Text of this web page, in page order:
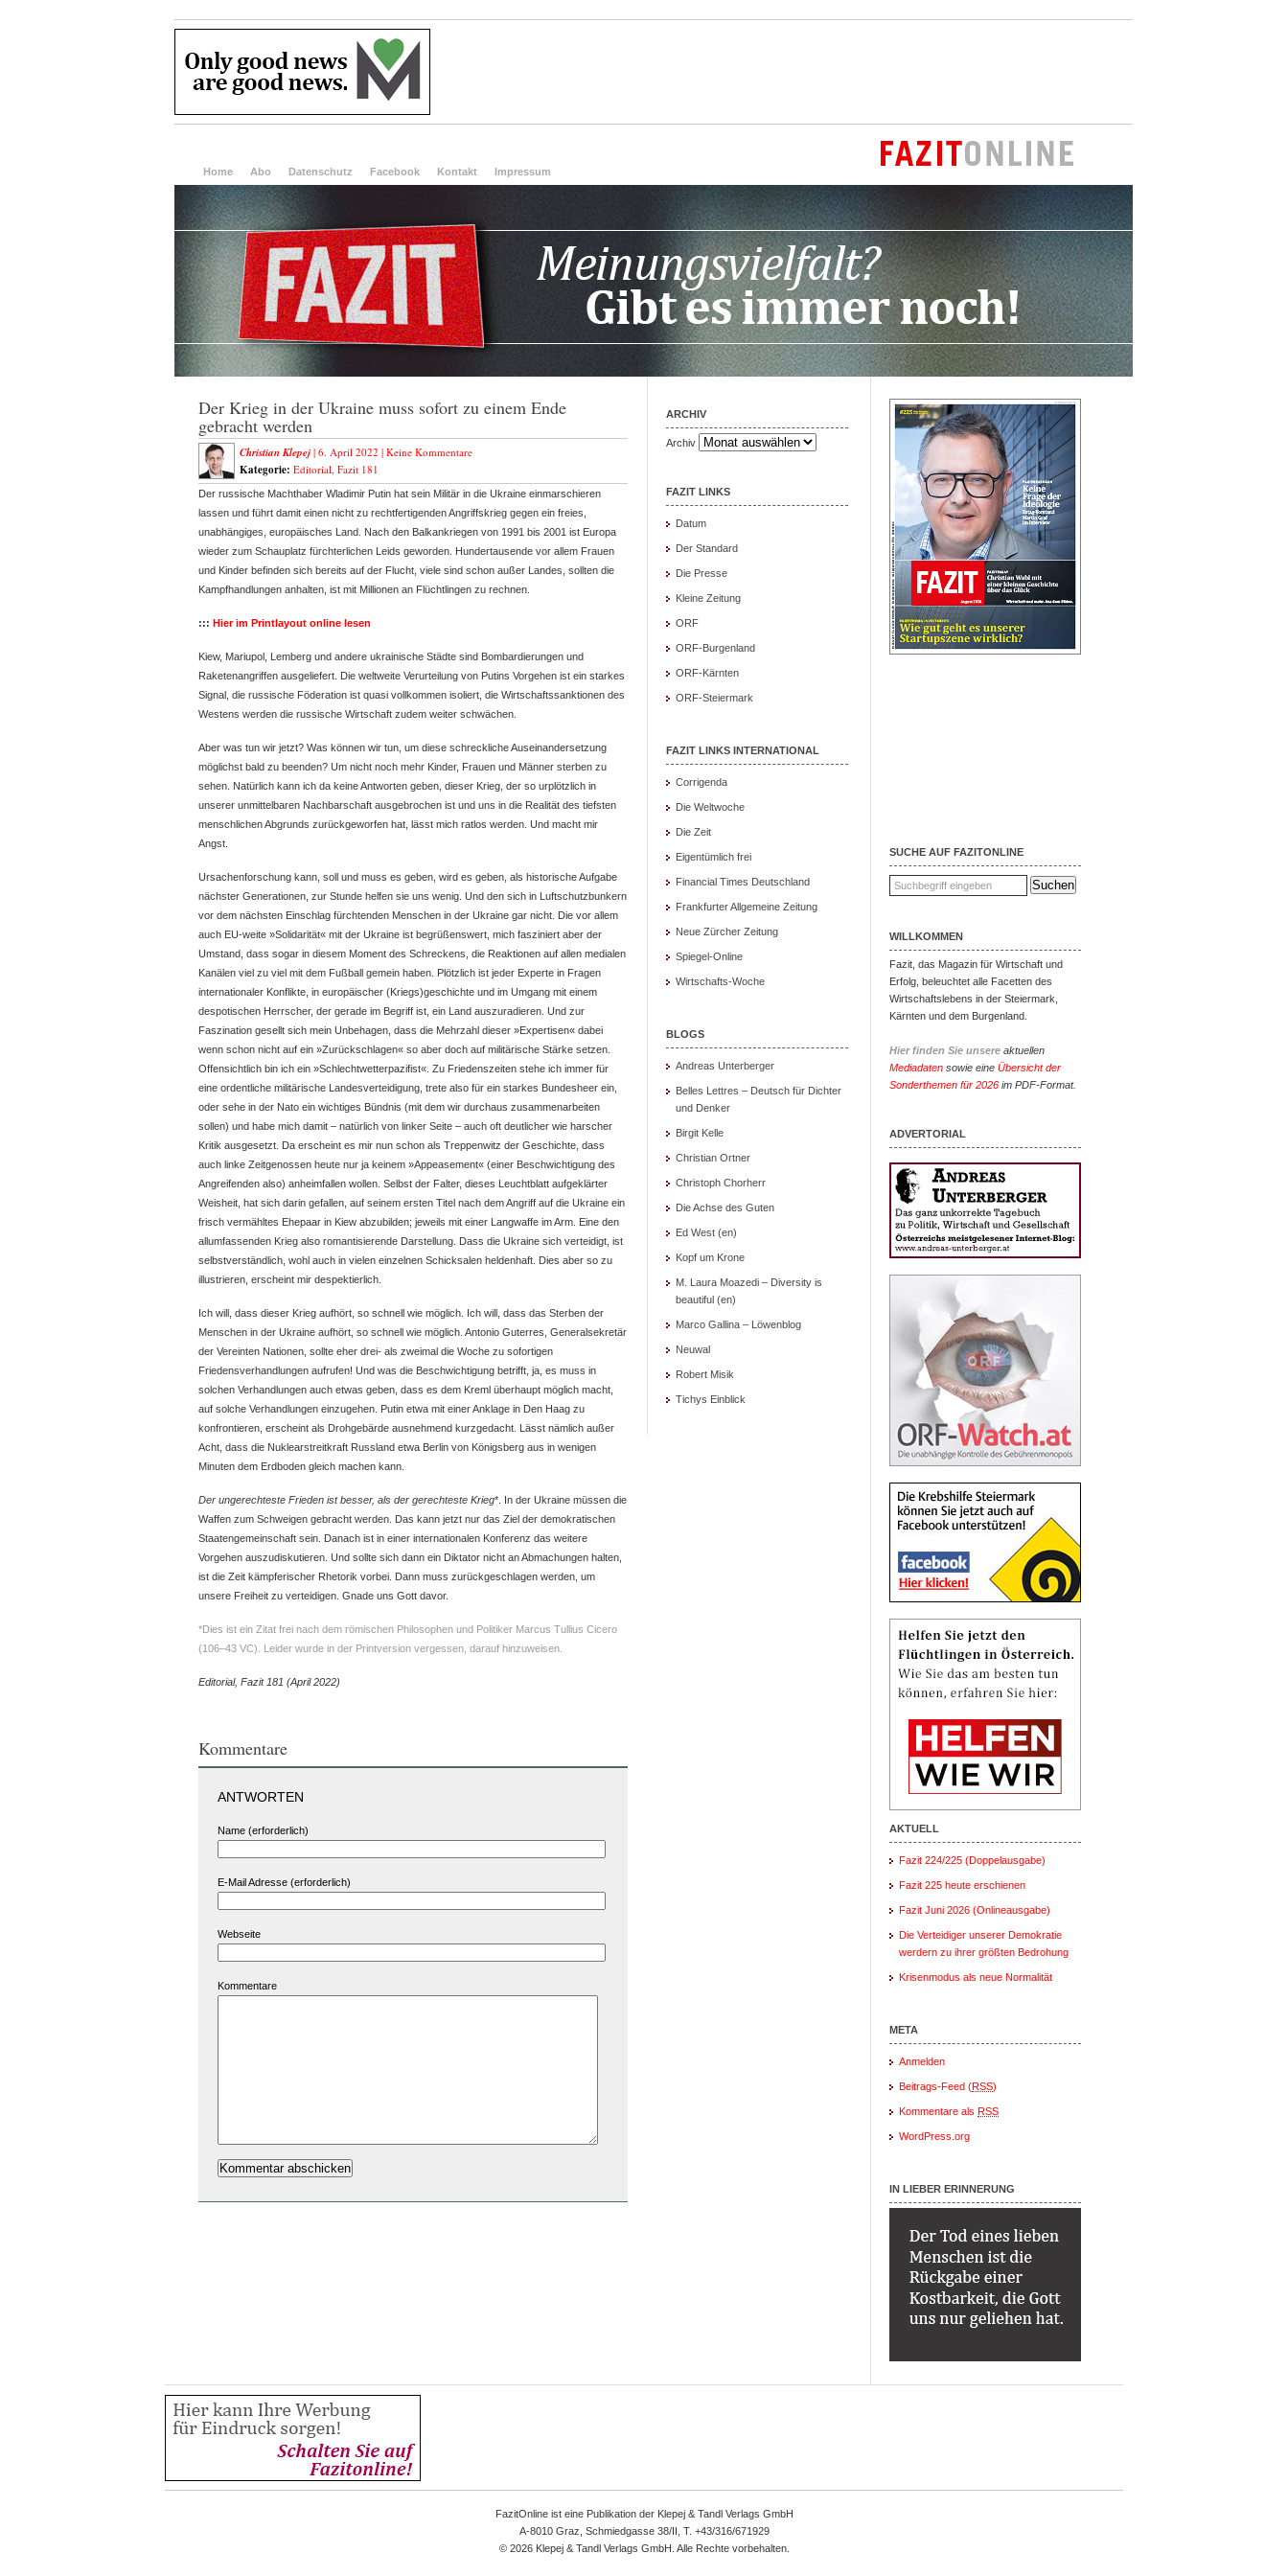
Home Abo Datenschutz Facebook Kontakt Impressum
Der Krieg in der Ukraine muss sofort zu einem Ende
gebracht werden
Christian Klepej | 6. April 2022 | Keine Kommentare
Kategorie: Editorial, Fazit 181
Der russische Machthaber Wladimir Putin hat sein Militär in die Ukraine einmarschieren
lassen und führt damit einen nicht zu rechtfertigenden Angriffskrieg gegen ein freies,
unabhängiges, europäisches Land. Nach den Balkankriegen von 1991 bis 2001 ist Europa
wieder zum Schauplatz fürchterlichen Leids geworden. Hundertausende vor allem Frauen
und Kinder befinden sich bereits auf der Flucht, viele sind schon außer Landes, sollten die
Kampfhandlungen anhalten, ist mit Millionen an Flüchtlingen zu rechnen.
::: Hier im Printlayout online lesen
Kiew, Mariupol, Lemberg und andere ukrainische Städte sind Bombardierungen und
Raketenangriffen ausgeliefert. Die weltweite Verurteilung von Putins Vorgehen ist ein starkes
Signal, die russische Föderation ist quasi vollkommen isoliert, die Wirtschaftssanktionen des
Westens werden die russische Wirtschaft zudem weiter schwächen.
Aber was tun wir jetzt? Was können wir tun, um diese schreckliche Auseinandersetzung
möglichst bald zu beenden? Um nicht noch mehr Kinder, Frauen und Männer sterben zu
sehen. Natürlich kann ich da keine Antworten geben, dieser Krieg, der so urplötzlich in
unserer unmittelbaren Nachbarschaft ausgebrochen ist und uns in die Realität des tiefsten
menschlichen Abgrunds zurückgeworfen hat, lässt mich ratlos werden. Und macht mir
Angst.
Ursachenforschung kann, soll und muss es geben, wird es geben, als historische Aufgabe
nächster Generationen, zur Stunde helfen sie uns wenig. Und den sich in Luftschutzbunkern
vor dem nächsten Einschlag fürchtenden Menschen in der Ukraine gar nicht. Die vor allem
auch EU-weite »Solidarität« mit der Ukraine ist begrüßenswert, mich fasziniert aber der
Umstand, dass sogar in diesem Moment des Schreckens, die Reaktionen auf allen medialen
Kanälen viel zu viel mit dem Fußball gemein haben. Plötzlich ist jeder Experte in Fragen
internationaler Konflikte, in europäischer (Kriegs)geschichte und im Umgang mit einem
despotischen Herrscher, der gerade im Begriff ist, ein Land auszuradieren. Und zur
Faszination gesellt sich mein Unbehagen, dass die Mehrzahl dieser »Expertisen« dabei
wenn schon nicht auf ein »Zurückschlagen« so aber doch auf militärische Stärke setzen.
Offensichtlich bin ich ein »Schlechtwetterpazifist«. Zu Friedenszeiten stehe ich immer für
eine ordentliche militärische Landesverteidigung, trete also für ein starkes Bundesheer ein,
oder sehe in der Nato ein wichtiges Bündnis (mit dem wir durchaus zusammenarbeiten
sollen) und habe mich damit – natürlich von linker Seite – auch oft deutlicher wie harscher
Kritik ausgesetzt. Da erscheint es mir nun schon als Treppenwitz der Geschichte, dass
auch linke Zeitgenossen heute nur ja keinem »Appeasement« (einer Beschwichtigung des
Angreifenden also) anheimfallen wollen. Selbst der Falter, dieses Leuchtblatt aufgeklärter
Weisheit, hat sich darin gefallen, auf seinem ersten Titel nach dem Angriff auf die Ukraine ein
frisch vermähltes Ehepaar in Kiew abzubilden; jeweils mit einer Langwaffe im Arm. Eine den
allumfassenden Krieg also romantisierende Darstellung. Dass die Ukraine sich verteidigt, ist
selbstverständlich, wohl auch in vielen einzelnen Schicksalen heldenhaft. Dies aber so zu
illustrieren, erscheint mir despektierlich.
Ich will, dass dieser Krieg aufhört, so schnell wie möglich. Ich will, dass das Sterben der
Menschen in der Ukraine aufhört, so schnell wie möglich. Antonio Guterres, Generalsekretär
der Vereinten Nationen, sollte eher drei- als zweimal die Woche zu sofortigen
Friedensverhandlungen aufrufen! Und was die Beschwichtigung betrifft, ja, es muss in
solchen Verhandlungen auch etwas geben, dass es dem Kreml überhaupt möglich macht,
auf solche Verhandlungen einzugehen. Putin etwa mit einer Anklage in Den Haag zu
konfrontieren, erscheint als Drohgebärde ausnehmend kurzgedacht. Lässt nämlich außer
Acht, dass die Nuklearstreitkraft Russland etwa Berlin von Königsberg aus in wenigen
Minuten dem Erdboden gleich machen kann.
Der ungerechteste Frieden ist besser, als der gerechteste Krieg*. In der Ukraine müssen die
Waffen zum Schweigen gebracht werden. Das kann jetzt nur das Ziel der demokratischen
Staatengemeinschaft sein. Danach ist in einer internationalen Konferenz das weitere
Vorgehen auszudiskutieren. Und sollte sich dann ein Diktator nicht an Abmachungen halten,
ist die Zeit kämpferischer Rhetorik vorbei. Dann muss zurückgeschlagen werden, um
unsere Freiheit zu verteidigen. Gnade uns Gott davor.
*Dies ist ein Zitat frei nach dem römischen Philosophen und Politiker Marcus Tullius Cicero
(106–43 VC). Leider wurde in der Printversion vergessen, darauf hinzuweisen.
Editorial, Fazit 181 (April 2022)
Kommentare
ANTWORTEN
Name (erforderlich)
E-Mail Adresse (erforderlich)
Webseite
Kommentare
ARCHIV
Archiv
FAZIT LINKS
Datum
Der Standard
Die Presse
Kleine Zeitung
ORF
ORF-Burgenland
ORF-Kärnten
ORF-Steiermark
FAZIT LINKS INTERNATIONAL
Corrigenda
Die Weltwoche
Die Zeit
Eigentümlich frei
Financial Times Deutschland
Frankfurter Allgemeine Zeitung
Neue Zürcher Zeitung
Spiegel-Online
Wirtschafts-Woche
BLOGS
Andreas Unterberger
Belles Lettres – Deutsch für Dichter
und Denker
Birgit Kelle
Christian Ortner
Christoph Chorherr
Die Achse des Guten
Ed West (en)
Kopf um Krone
M. Laura Moazedi – Diversity is
beautiful (en)
Marco Gallina – Löwenblog
Neuwal
Robert Misik
Tichys Einblick
SUCHE AUF FAZITONLINE
WILLKOMMEN
Fazit, das Magazin für Wirtschaft und
Erfolg, beleuchtet alle Facetten des
Wirtschaftslebens in der Steiermark,
Kärnten und dem Burgenland.
Hier finden Sie unsere aktuellen
Mediadaten sowie eine Übersicht der
Sonderthemen für 2026 im PDF-Format.
ADVERTORIAL
AKTUELL
Fazit 224/225 (Doppelausgabe)
Fazit 225 heute erschienen
Fazit Juni 2026 (Onlineausgabe)
Die Verteidiger unserer Demokratie
werdern zu ihrer größten Bedrohung
Krisenmodus als neue Normalität
META
Anmelden
Beitrags-Feed (RSS)
Kommentare als RSS
WordPress.org
IN LIEBER ERINNERUNG
FazitOnline ist eine Publikation der Klepej & Tandl Verlags GmbH
A-8010 Graz, Schmiedgasse 38/II, T. +43/316/671929
© 2026 Klepej & Tandl Verlags GmbH. Alle Rechte vorbehalten.